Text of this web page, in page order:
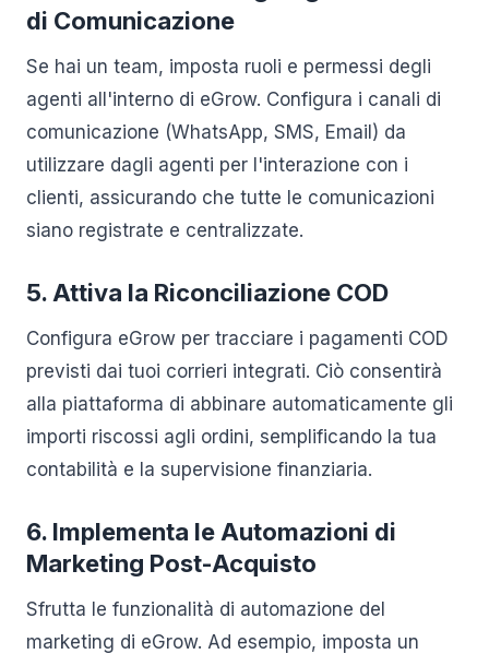
di Comunicazione
Se hai un team, imposta ruoli e permessi degli
agenti all'interno di eGrow. Configura i canali di
comunicazione (WhatsApp, SMS, Email) da
utilizzare dagli agenti per l'interazione con i
clienti, assicurando che tutte le comunicazioni
siano registrate e centralizzate.
5. Attiva la Riconciliazione COD
Configura eGrow per tracciare i pagamenti COD
previsti dai tuoi corrieri integrati. Ciò consentirà
alla piattaforma di abbinare automaticamente gli
importi riscossi agli ordini, semplificando la tua
contabilità e la supervisione finanziaria.
6. Implementa le Automazioni di
Marketing Post-Acquisto
Sfrutta le funzionalità di automazione del
marketing di eGrow. Ad esempio, imposta un